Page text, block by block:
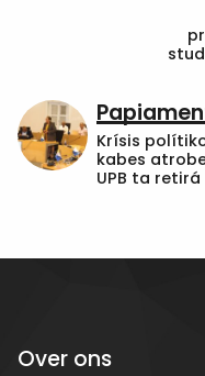
Krísis
kabes
UPB ta
Over ons